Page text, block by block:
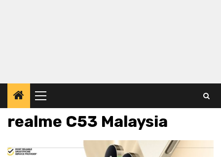
Primary
Menu
realme C53 Malaysia